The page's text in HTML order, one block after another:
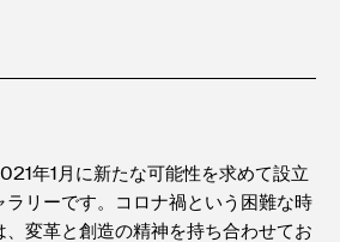
年1月に新たな可能性を求めて設立
ラリーです。コロナ禍という困難な時
変革と創造の精神を持ち合わせてお